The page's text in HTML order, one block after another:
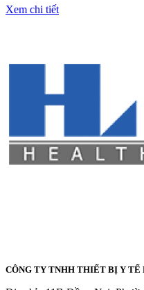
Xem chi tiết
CÔNG TY TNHH THIẾT BỊ Y TẾ